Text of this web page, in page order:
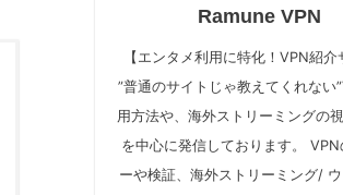
Ramune VPN
【エンタメ利用に特化！VPN紹介
”普通のサイトじゃ教えてくれない
用方法や、海外ストリーミングの
を中心に発信しております。 VPN
ーや検証、海外ストリーミング/